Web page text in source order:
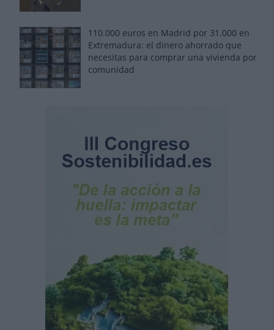
110.000 euros en Madrid por 31.000 en
Extremadura: el dinero ahorrado que
necesitas para comprar una vivienda por
comunidad